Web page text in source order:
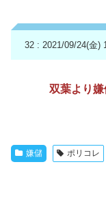
32 : 2021/09/24(金)
双葉より嫌
嫌儲 ポリコレ